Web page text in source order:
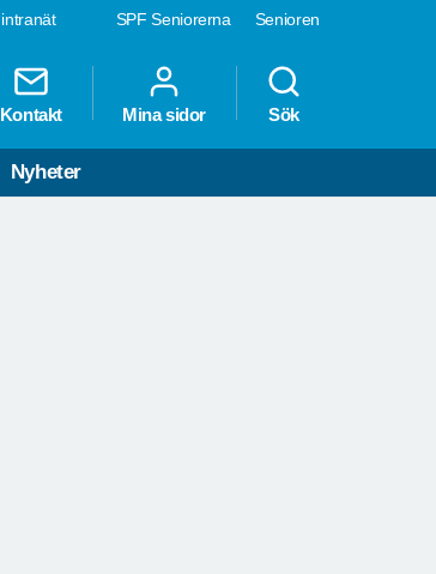
SPF Seniorerna Senioren
Kontakt Mina sidor Sök
Nyheter